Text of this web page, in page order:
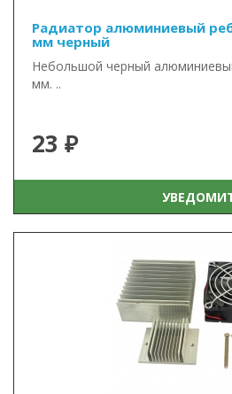
Радиатор алюминиевый
мм черный
Небольшой черный
мм. ..
23 ₽